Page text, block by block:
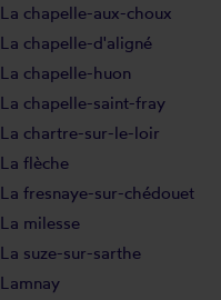
La chapelle-aux-choux
La chapelle-d'aligné
La chapelle-huon
La chapelle-saint-fray
La chartre-sur-le-loir
La flèche
La fresnaye-sur-chédouet
La milesse
La suze-sur-sarthe
Lamnay